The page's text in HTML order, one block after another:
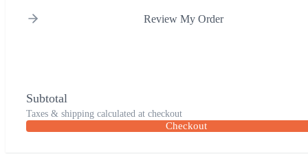
Review My Order
Subtotal
Taxes & shipping calculated at checkout
Checkout